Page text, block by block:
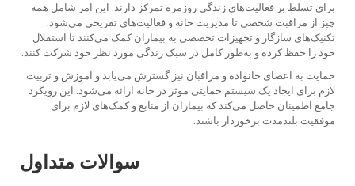
برای تسلط بر فعالیت‌های زندگی روزمره تمرکز دارند. این امر شامل همه
چیز از مراقبت شخصی تا مدیریت خانه و فعالیت‌های تفریحی می‌شود.
تکنیک‌های سازگار و تجهیزات تخصصی به بیماران کمک می‌کنند تا استقلال
خود را حفظ کرده و به‌طور کامل در سبک زندگی مورد نظر خود شرکت کنند.
حمایت به اعضای خانواده و مراقبان نیز گسترش می‌یابد و آموزش و تربیت
لازم برای ایجاد یک سیستم حمایتی موثر در خانه ارائه می‌شود. این رویکرد
جامع اطمینان حاصل می‌کند که بیماران از منابع و کمک‌های لازم برای
موفقیت بلندمدت برخوردار باشند.
سوالات متداول